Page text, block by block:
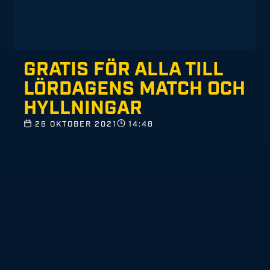
GRATIS FÖR ALLA TILL
LÖRDAGENS MATCH OCH
HYLLNINGAR
26 OKTOBER 2021 14:48